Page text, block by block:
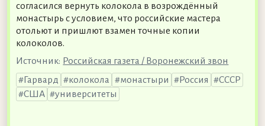
согласился вернуть колокола в возрождённый
монастырь с условием, что российские мастера
отольют и пришлют взамен точные копии
колоколов.
Источник: Российская газета / Воронежский звон
Гарвард
колокола монастыри Россия
СССР
США
университеты